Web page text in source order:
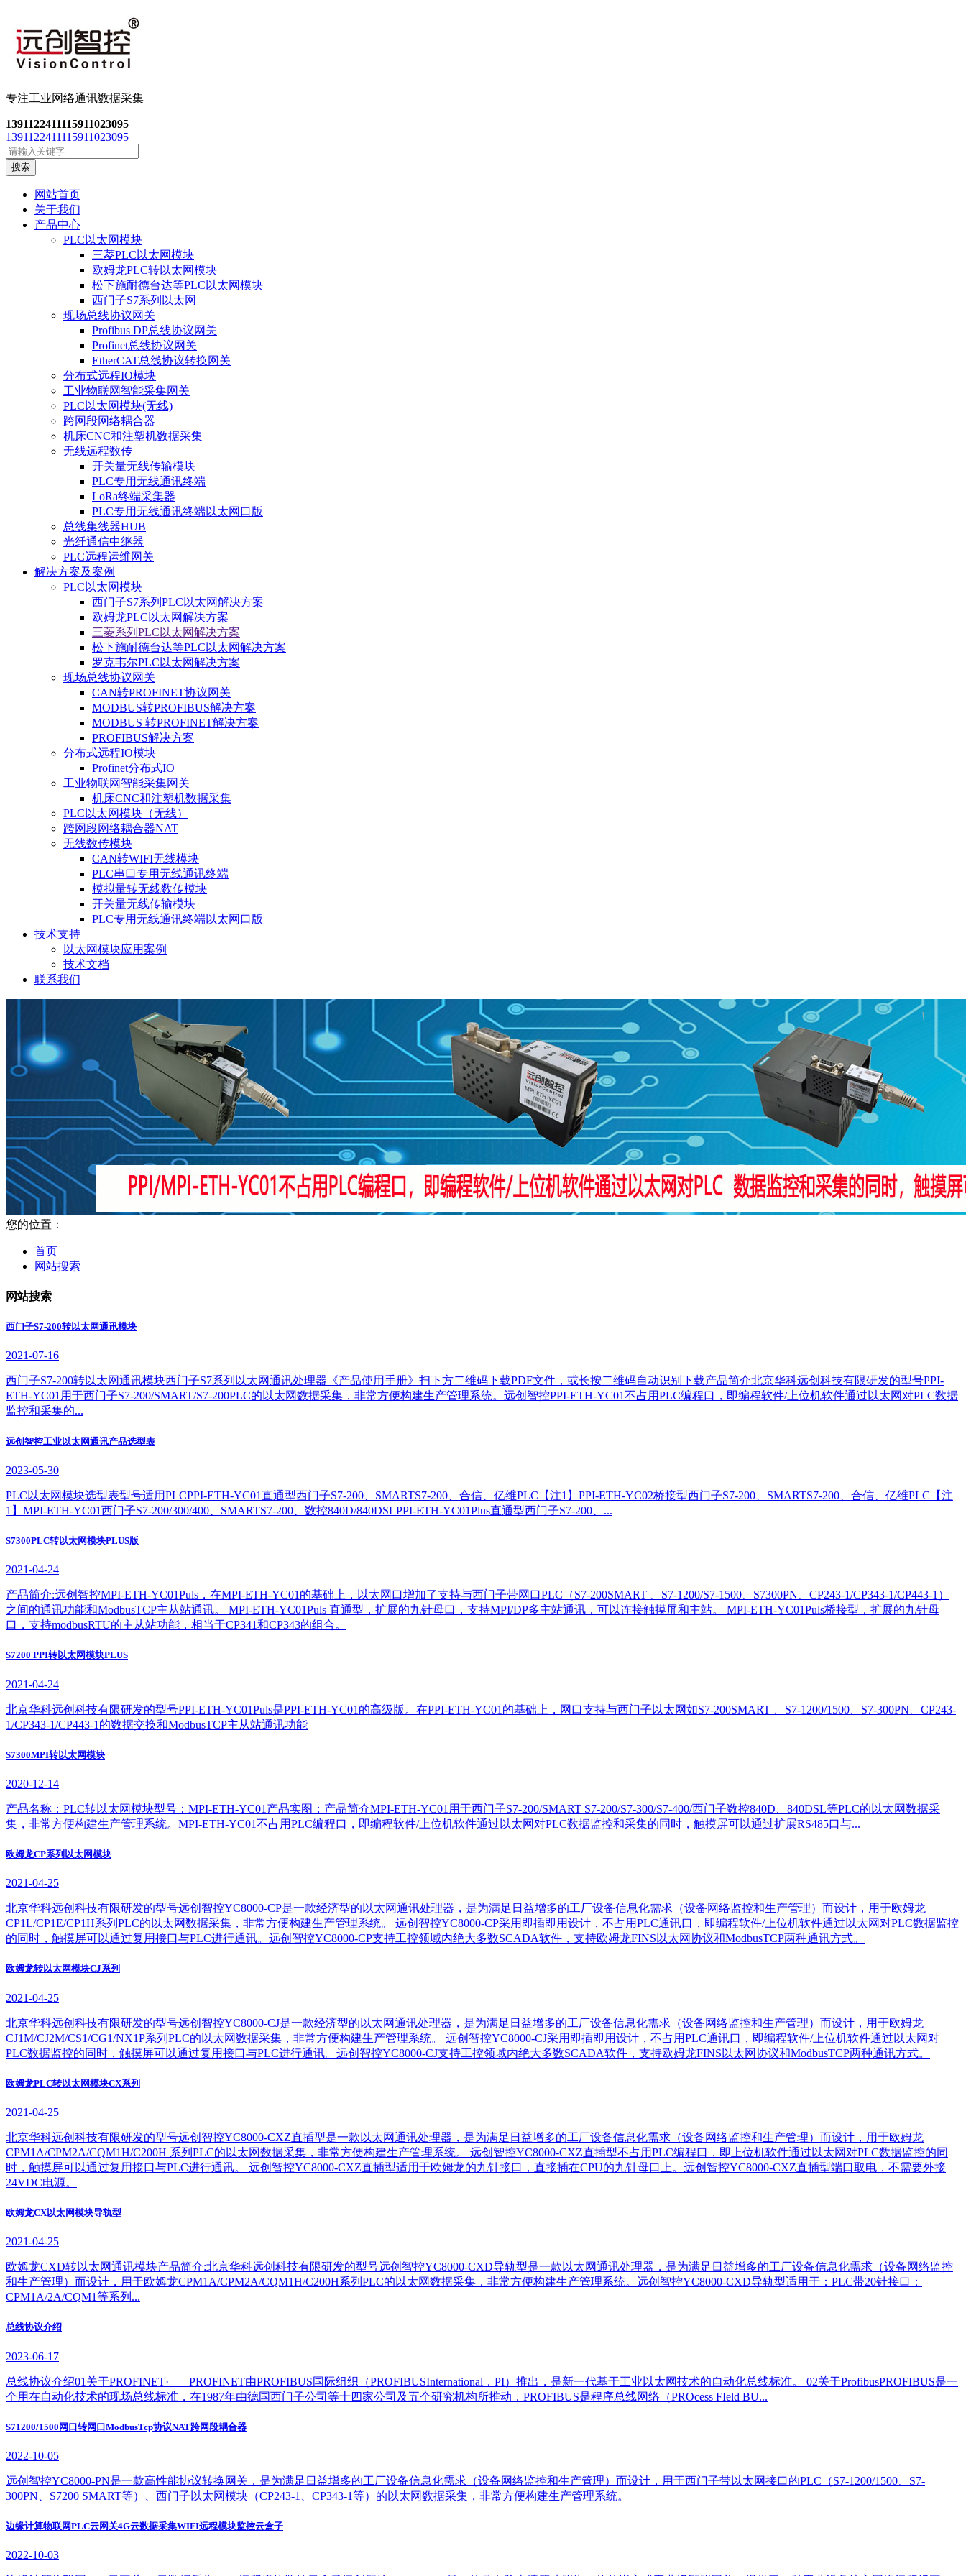
专注工业网络通讯数据采集
1391122411115911023095
1391122411115911023095
搜索
网站首页
关于我们
产品中心
PLC以太网模块
三菱PLC以太网模块
欧姆龙PLC转以太网模块
松下施耐德台达等PLC以太网模块
西门子S7系列以太网
现场总线协议网关
Profibus DP总线协议网关
Profinet总线协议网关
EtherCAT总线协议转换网关
分布式远程IO模块
工业物联网智能采集网关
PLC以太网模块(无线)
跨网段网络耦合器
机床CNC和注塑机数据采集
无线远程数传
开关量无线传输模块
PLC专用无线通讯终端
LoRa终端采集器
PLC专用无线通讯终端以太网口版
总线集线器HUB
光纤通信中继器
PLC远程运维网关
解决方案及案例
PLC以太网模块
西门子S7系列PLC以太网解决方案
欧姆龙PLC以太网解决方案
三菱系列PLC以太网解决方案
松下施耐德台达等PLC以太网解决方案
罗克韦尔PLC以太网解决方案
现场总线协议网关
CAN转PROFINET协议网关
MODBUS转PROFIBUS解决方案
MODBUS 转PROFINET解决方案
PROFIBUS解决方案
分布式远程IO模块
Profinet分布式IO
工业物联网智能采集网关
机床CNC和注塑机数据采集
PLC以太网模块（无线）
跨网段网络耦合器NAT
无线数传模块
CAN转WIFI无线模块
PLC串口专用无线通讯终端
模拟量转无线数传模块
开关量无线传输模块
PLC专用无线通讯终端以太网口版
技术支持
以太网模块应用案例
技术文档
联系我们
您的位置：
首页
网站搜索
网站搜索
西门子S7-200转以太网通讯模块
2021-07-16
西门子S7-200转以太网通讯模块西门子S7系列以太网通讯处理器《产品使用手册》扫下方二维码下载PDF文件，或长按二维码自动识别下载产品简介北京华科远创科技有限研发的型号PPI-
ETH-YC01用于西门子S7-200/SMART/S7-200PLC的以太网数据采集，非常方便构建生产管理系统。远创智控PPI-ETH-YC01不占用PLC编程口，即编程软件/上位机软件通过以太网对PLC数据
监控和采集的...
远创智控工业以太网通讯产品选型表
2023-05-30
PLC以太网模块选型表型号适用PLCPPI-ETH-YC01直通型西门子S7-200、SMARTS7-200、合信、亿维PLC【注1】PPI-ETH-YC02桥接型西门子S7-200、SMARTS7-200、合信、亿维PLC【注
1】MPI-ETH-YC01西门子S7-200/300/400、SMARTS7-200、数控840D/840DSLPPI-ETH-YC01Plus直通型西门子S7-200、...
S7300PLC转以太网模块PLUS版
2021-04-24
产品简介:远创智控MPI-ETH-YC01Puls，在MPI-ETH-YC01的基础上，以太网口增加了支持与西门子带网口PLC（S7-200SMART 、S7-1200/S7-1500、S7300PN、CP243-1/CP343-1/CP443-1）
之间的通讯功能和ModbusTCP主从站通讯。 MPI-ETH-YC01Puls 直通型，扩展的九针母口，支持MPI/DP多主站通讯，可以连接触摸屏和主站。 MPI-ETH-YC01Puls桥接型，扩展的九针母
口，支持modbusRTU的主从站功能，相当于CP341和CP343的组合。
S7200 PPI转以太网模块PLUS
2021-04-24
北京华科远创科技有限研发的型号PPI-ETH-YC01Puls是PPI-ETH-YC01的高级版。在PPI-ETH-YC01的基础上，网口支持与西门子以太网如S7-200SMART 、S7-1200/1500、S7-300PN、CP243-
1/CP343-1/CP443-1的数据交换和ModbusTCP主从站通讯功能
S7300MPI转以太网模块
2020-12-14
产品名称：PLC转以太网模块型号：MPI-ETH-YC01产品实图：产品简介MPI-ETH-YC01用于西门子S7-200/SMART S7-200/S7-300/S7-400/西门子数控840D、840DSL等PLC的以太网数据采
集，非常方便构建生产管理系统。MPI-ETH-YC01不占用PLC编程口，即编程软件/上位机软件通过以太网对PLC数据监控和采集的同时，触摸屏可以通过扩展RS485口与...
欧姆龙CP系列以太网模块
2021-04-25
北京华科远创科技有限研发的型号远创智控YC8000-CP是一款经济型的以太网通讯处理器，是为满足日益增多的工厂设备信息化需求（设备网络监控和生产管理）而设计，用于欧姆龙
CP1L/CP1E/CP1H系列PLC的以太网数据采集，非常方便构建生产管理系统。 远创智控YC8000-CP采用即插即用设计，不占用PLC通讯口，即编程软件/上位机软件通过以太网对PLC数据监控
的同时，触摸屏可以通过复用接口与PLC进行通讯。远创智控YC8000-CP支持工控领域内绝大多数SCADA软件，支持欧姆龙FINS以太网协议和ModbusTCP两种通讯方式。
欧姆龙转以太网模块CJ系列
2021-04-25
北京华科远创科技有限研发的型号远创智控YC8000-CJ是一款经济型的以太网通讯处理器，是为满足日益增多的工厂设备信息化需求（设备网络监控和生产管理）而设计，用于欧姆龙
CJ1M/CJ2M/CS1/CG1/NX1P系列PLC的以太网数据采集，非常方便构建生产管理系统。 远创智控YC8000-CJ采用即插即用设计，不占用PLC通讯口，即编程软件/上位机软件通过以太网对
PLC数据监控的同时，触摸屏可以通过复用接口与PLC进行通讯。远创智控YC8000-CJ支持工控领域内绝大多数SCADA软件，支持欧姆龙FINS以太网协议和ModbusTCP两种通讯方式。
欧姆龙PLC转以太网模块CX系列
2021-04-25
北京华科远创科技有限研发的型号远创智控YC8000-CXZ直插型是一款以太网通讯处理器，是为满足日益增多的工厂设备信息化需求（设备网络监控和生产管理）而设计，用于欧姆龙
CPM1A/CPM2A/CQM1H/C200H 系列PLC的以太网数据采集，非常方便构建生产管理系统。 远创智控YC8000-CXZ直插型不占用PLC编程口，即上位机软件通过以太网对PLC数据监控的同
时，触摸屏可以通过复用接口与PLC进行通讯。 远创智控YC8000-CXZ直插型适用于欧姆龙的九针接口，直接插在CPU的九针母口上。远创智控YC8000-CXZ直插型端口取电，不需要外接
24VDC电源。
欧姆龙CX以太网模块导轨型
2021-04-25
欧姆龙CXD转以太网通讯模块产品简介:北京华科远创科技有限研发的型号远创智控YC8000-CXD导轨型是一款以太网通讯处理器，是为满足日益增多的工厂设备信息化需求（设备网络监控
和生产管理）而设计，用于欧姆龙CPM1A/CPM2A/CQM1H/C200H系列PLC的以太网数据采集，非常方便构建生产管理系统。远创智控YC8000-CXD导轨型适用于：PLC带20针接口：
CPM1A/2A/CQM1等系列...
​总线协议介绍
2023-06-17
总线协议介绍01关于PROFINET· PROFINET由PROFIBUS国际组织（PROFIBUSInternational，PI）推出，是新一代基于工业以太网技术的自动化总线标准。 02关于ProfibusPROFIBUS是一
个用在自动化技术的现场总线标准，在1987年由德国西门子公司等十四家公司及五个研究机构所推动，PROFIBUS是程序总线网络（PROcess FIeld BU...
S71200/1500网口转网口ModbusTcp协议NAT跨网段耦合器
2022-10-05
远创智控YC8000-PN是一款高性能协议转换网关，是为满足日益增多的工厂设备信息化需求（设备网络监控和生产管理）而设计，用于西门子带以太网接口的PLC（S7-1200/1500、S7-
300PN、S7200 SMART等）、西门子以太网模块（CP243-1、CP343-1等）的以太网数据采集，非常方便构建生产管理系统。
边缘计算物联网PLC云网关4G云数据采集WIFI远程模块监控云盒子
2022-10-03